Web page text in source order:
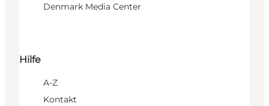
Denmark Media Center
Hilfe
A-Z
Kontakt